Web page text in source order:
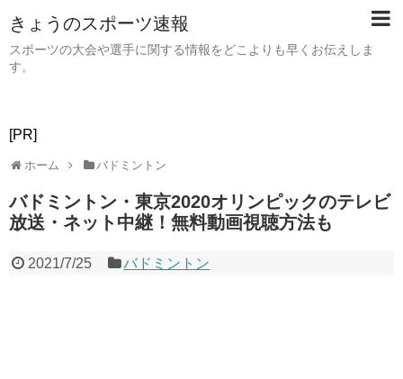
きょうのスポーツ速報
スポーツの大会や選手に関する情報をどこよりも早くお伝えしま
す。
[PR]
ホーム バドミントン
バドミントン・東京2020オリンピックのテレビ
放送・ネット中継！無料動画視聴方法も
2021/7/25 バドミントン